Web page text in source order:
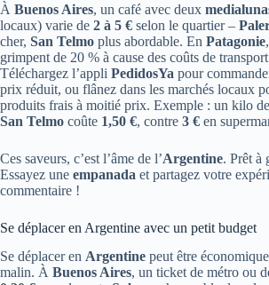
À Buenos Aires, un café avec deux
locaux) varie de 2 à 5 € selon le quartier –
cher, San Telmo plus abordable. En Patagonie
grimpent de 20 % à cause des coûts de
Téléchargez l’appli PedidosYa pour
prix réduit, ou flânez dans les marchés locaux
produits frais à moitié prix. Exemple : un kilo
San Telmo coûte 1,50 €, contre 3 € en
Ces saveurs, c’est l’âme de l’Argentine. Prêt à
Essayez une empanada et partagez votre
commentaire !
Se déplacer en Argentine avec un petit budget
Se déplacer en Argentine peut être
malin. À Buenos Aires, un ticket de métro ou